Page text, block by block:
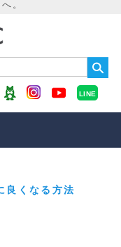
LINE
ン
良くなる方法